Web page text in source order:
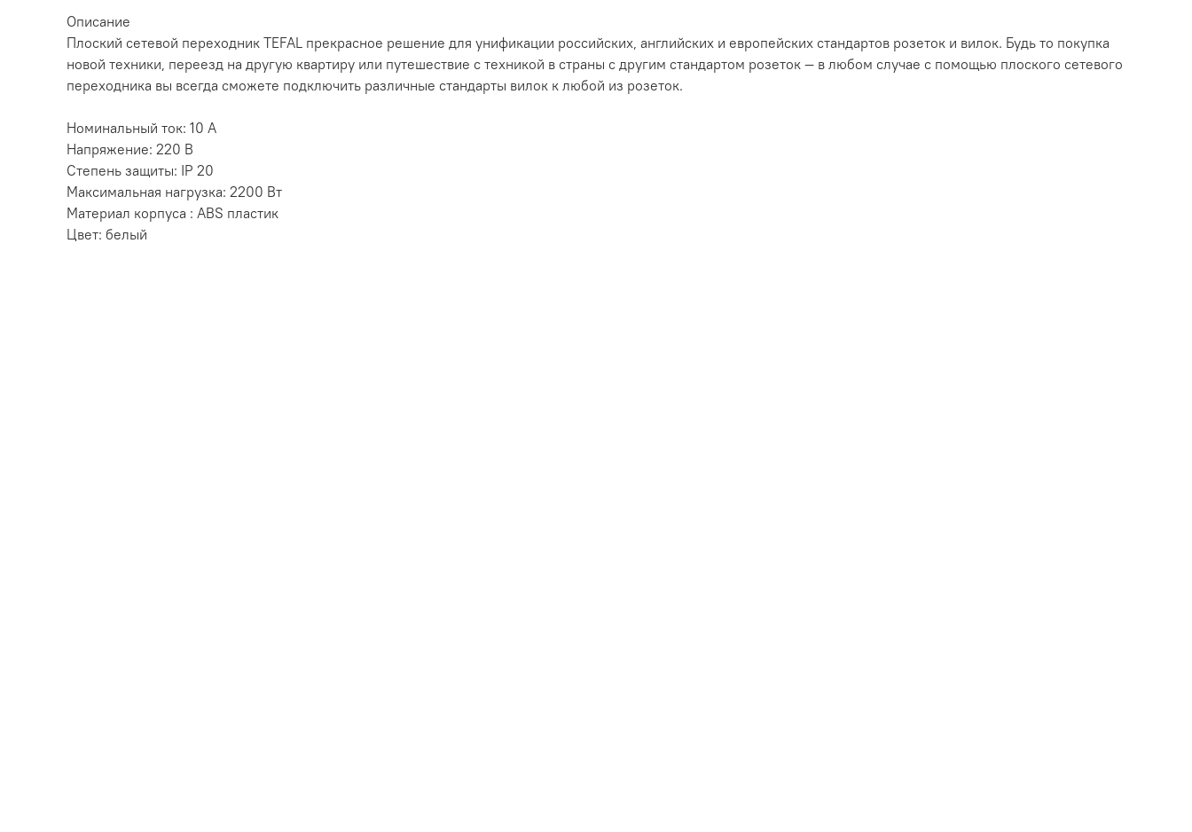
Описание
Плоский сетевой переходник TEFAL прекрасное решение для унификации российских, английских и европейских стандартов розеток и вилок. Будь то покупка
новой техники, переезд на другую квартиру или путешествие с техникой в страны с другим стандартом розеток — в любом случае с помощью плоского сетевого
переходника вы всегда сможете подключить различные стандарты вилок к любой из розеток.
Номинальный ток: 10 А
Напряжение: 220 В
Степень защиты: IP 20
Максимальная нагрузка: 2200 Вт
Материал корпуса : АВS пластик
Цвет: белый